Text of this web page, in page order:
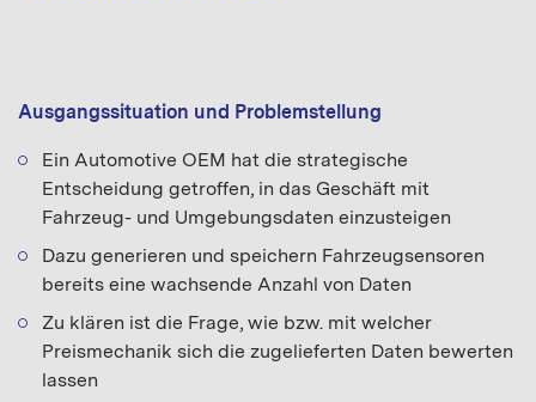
Ausgangssituation und Problemstellung
Ein Automotive OEM hat die strategische
Entscheidung getroffen, in das Geschäft mit
Fahrzeug- und Umgebungsdaten einzusteigen
Dazu generieren und speichern Fahrzeugsensoren
bereits eine wachsende Anzahl von Daten
Zu klären ist die Frage, wie bzw. mit welcher
Preismechanik sich die zugelieferten Daten bewerten
lassen